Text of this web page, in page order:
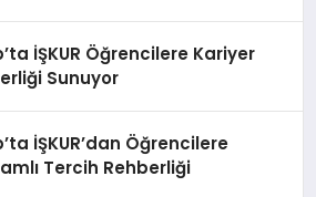
İŞKUR Öğrencilere Kariyer
Sunuyor
İŞKUR’dan Öğrencilere
Tercih Rehberliği